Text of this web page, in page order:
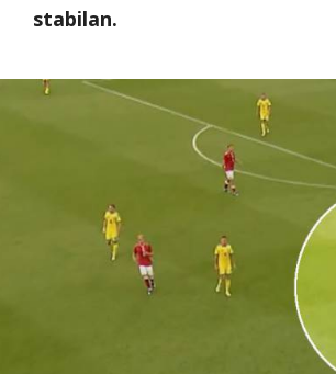
stabilan.